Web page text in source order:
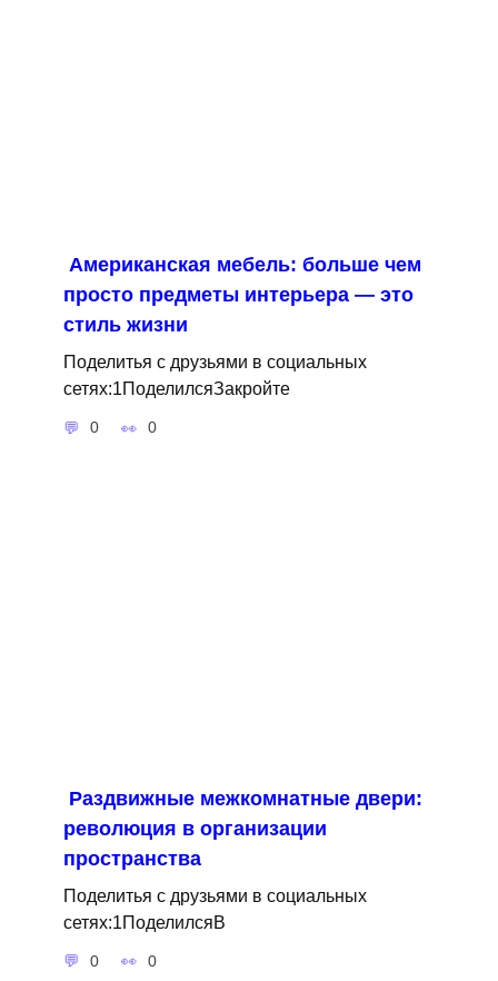
Американская мебель: больше чем
просто предметы интерьера — это
стиль жизни
Поделитья с друзьями в социальных
сетях:1ПоделилсяЗакройте
0 0
Раздвижные межкомнатные двери:
революция в организации
пространства
Поделитья с друзьями в социальных
сетях:1ПоделилсяВ
0 0